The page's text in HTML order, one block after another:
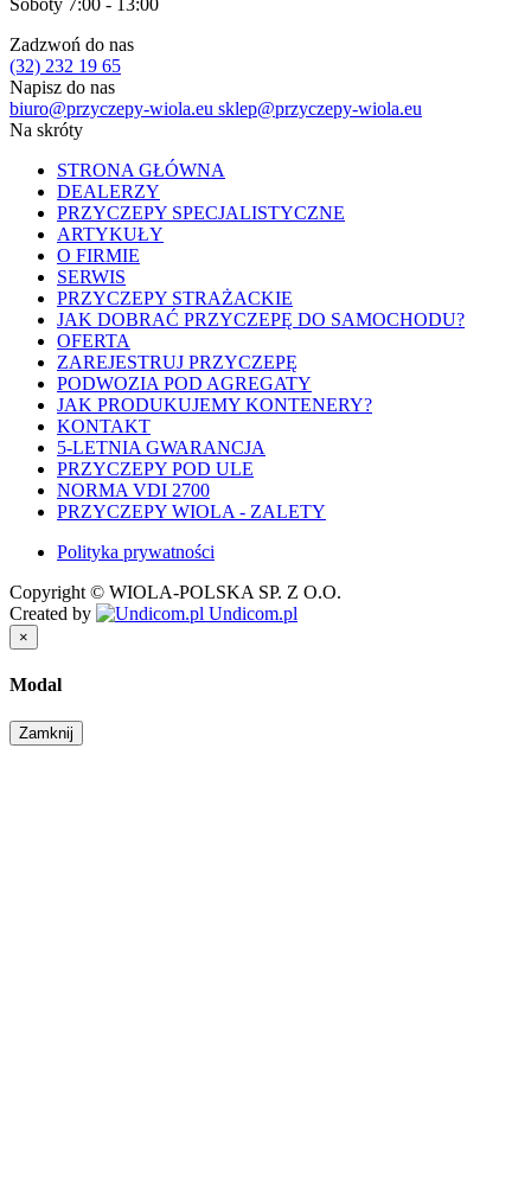
Zadzwoń do nas
(32) 232 19 65
Napisz do nas
biuro@przyczepy-wiola.eu sklep@przyczepy-wiola.eu
Na skróty
STRONA GŁÓWNA
DEALERZY
PRZYCZEPY SPECJALISTYCZNE
ARTYKUŁY
O FIRMIE
SERWIS
PRZYCZEPY STRAŻACKIE
JAK DOBRAĆ PRZYCZEPĘ DO SAMOCHODU?
OFERTA
ZAREJESTRUJ PRZYCZEPĘ
PODWOZIA POD AGREGATY
JAK PRODUKUJEMY KONTENERY?
KONTAKT
5-LETNIA GWARANCJA
PRZYCZEPY POD ULE
NORMA VDI 2700
PRZYCZEPY WIOLA - ZALETY
Polityka prywatności
Copyright © WIOLA-POLSKA SP. Z O.O.
Created by
Undicom.pl
×
Modal
Zamknij